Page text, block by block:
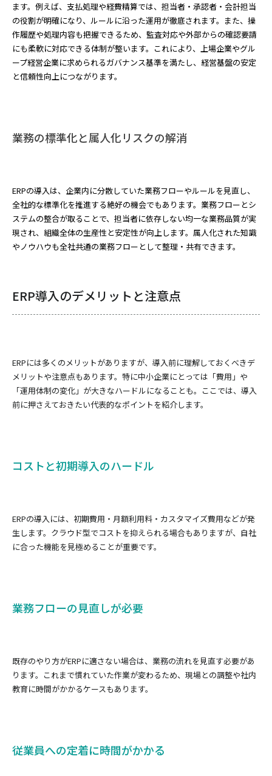
ます。例えば、支払処理や経費精算では、担当者・承認者・会計担当
の役割が明確になり、ルールに沿った運用が徹底されます。また、操
作履歴や処理内容も把握できるため、監査対応や外部からの確認要請
にも柔軟に対応できる体制が整います。これにより、上場企業やグル
ープ経営企業に求められるガバナンス基準を満たし、経営基盤の安定
と信頼性向上につながります。
業務の標準化と属人化リスクの解消
ERPの導入は、企業内に分散していた業務フローやルールを見直し、
全社的な標準化を推進する絶好の機会でもあります。業務フローとシ
ステムの整合が取ることで、担当者に依存しない均一な業務品質が実
現され、組織全体の生産性と安定性が向上します。属人化された知識
やノウハウも全社共通の業務フローとして整理・共有できます。
ERP導入のデメリットと注意点
ERPには多くのメリットがありますが、導入前に理解しておくべきデ
メリットや注意点もあります。特に中小企業にとっては「費用」や
「運用体制の変化」が大きなハードルになることも。ここでは、導入
前に押さえておきたい代表的なポイントを紹介します。
コストと初期導入のハードル
ERPの導入には、初期費用・月額利用料・カスタマイズ費用などが発
生します。クラウド型でコストを抑えられる場合もありますが、自社
に合った機能を見極めることが重要です。
業務フローの見直しが必要
既存のやり方がERPに適さない場合は、業務の流れを見直す必要があ
ります。これまで慣れていた作業が変わるため、現場との調整や社内
教育に時間がかかるケースもあります。
従業員への定着に時間がかかる